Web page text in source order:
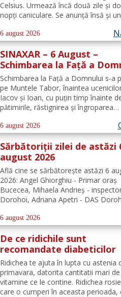
Celsius. Urmează încă două zile şi
nopţi caniculare. Se anunţă însă şi un
extreme vor fi în vigoare în acelaşi
mare parte din ţară: un cod de
unul de...
6 august 2026
SINAXAR – 6 August –
Schimbarea la Față a
(dezlegare la peşte)
Schimbarea la Față a Domnului s-a
pe Muntele Tabor, înaintea
Iacov și Ioan, cu puțin timp înainte
pătimirile, răstignirea și îngroparea
Se pe munte, Hristos-Domnul S-a
puţin de ucenici şi, suindu-Se pe un
6 august 2026
Sărbătoriții zilei de astăzi
august 2026
Află cine se sărbătoreşte astăzi 6
2026: Angel Ghiorghiu - Primar oraș
Bucecea, Mihaela Andrieș -
Dorohoi, Adriana Apetri - DAS
News urează tuturor La mulți ani!
Completează lista sărbătoriților din
Dorohoi, la...
6 august 2026
De ce ridichile sunt
recomandate diabeticilor
Ridichea te ajuta în lupta cu astenia
primavara, datorita cantitatii mari de
vitamine ce le contine. Ridichea
care o cumperi în aceasta perioada,